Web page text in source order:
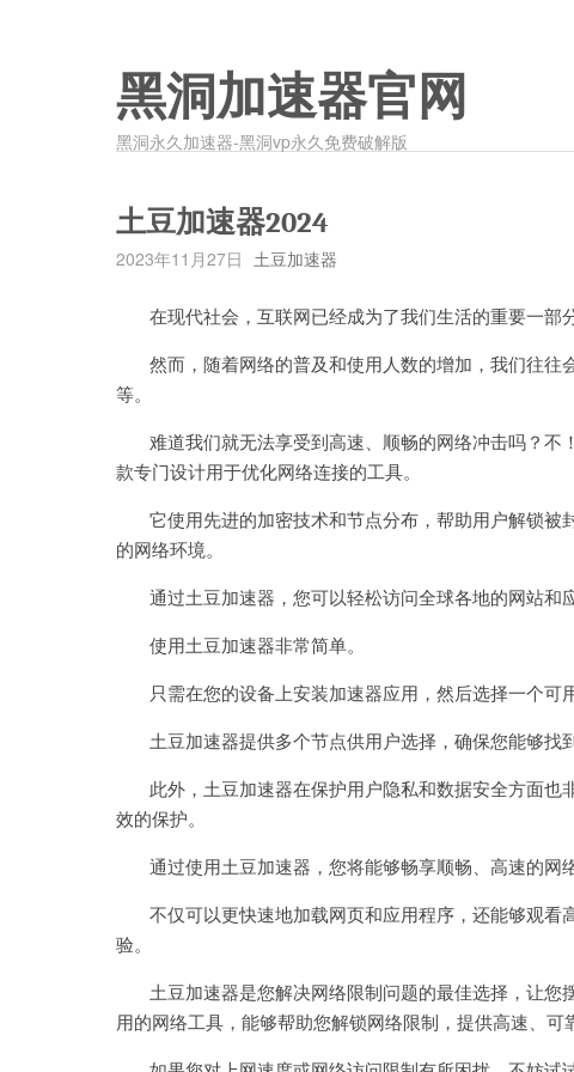
黑洞加速器官网
黑洞永久加速器-黑洞vp永久免费破解版
土豆加速器2024
2023年11月27日 土豆加速器
在现代社会，互联网已经成为了我们生活的重要一部分
然而，随着网络的普及和使用人数的增加，我们往往
等。
难道我们就无法享受到高速、顺畅的网络冲击吗？不
款专门设计用于优化网络连接的工具。
它使用先进的加密技术和节点分布，帮助用户解锁被
的网络环境。
通过土豆加速器，您可以轻松访问全球各地的网站和
使用土豆加速器非常简单。
只需在您的设备上安装加速器应用，然后选择一个可
土豆加速器提供多个节点供用户选择，确保您能够找
此外，土豆加速器在保护用户隐私和数据安全方面也
效的保护。
通过使用土豆加速器，您将能够畅享顺畅、高速的网络
不仅可以更快速地加载网页和应用程序，还能够观看
验。
土豆加速器是您解决网络限制问题的最佳选择，让您
用的网络工具，能够帮助您解锁网络限制，提供高速、可